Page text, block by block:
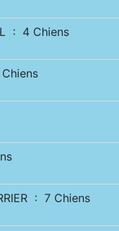
: 4 Chiens
: 7 Chiens